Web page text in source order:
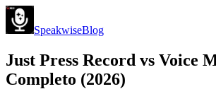
SpeakwiseBlog
Just Press Record vs Voice
Completo (2026)